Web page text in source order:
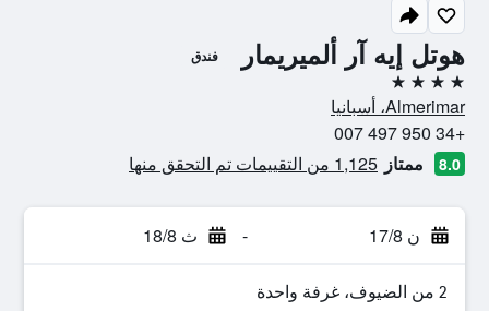
هوتل إيه آر ألميريمار فندق
4 نجوم
Almerimar، أسبانيا
+34 950 497 007
8.0 ممتاز 1,125 من التقييمات تم التحقق منها
ن 17/8 - ث 18/8
2 من الضيوف، غرفة واحدة